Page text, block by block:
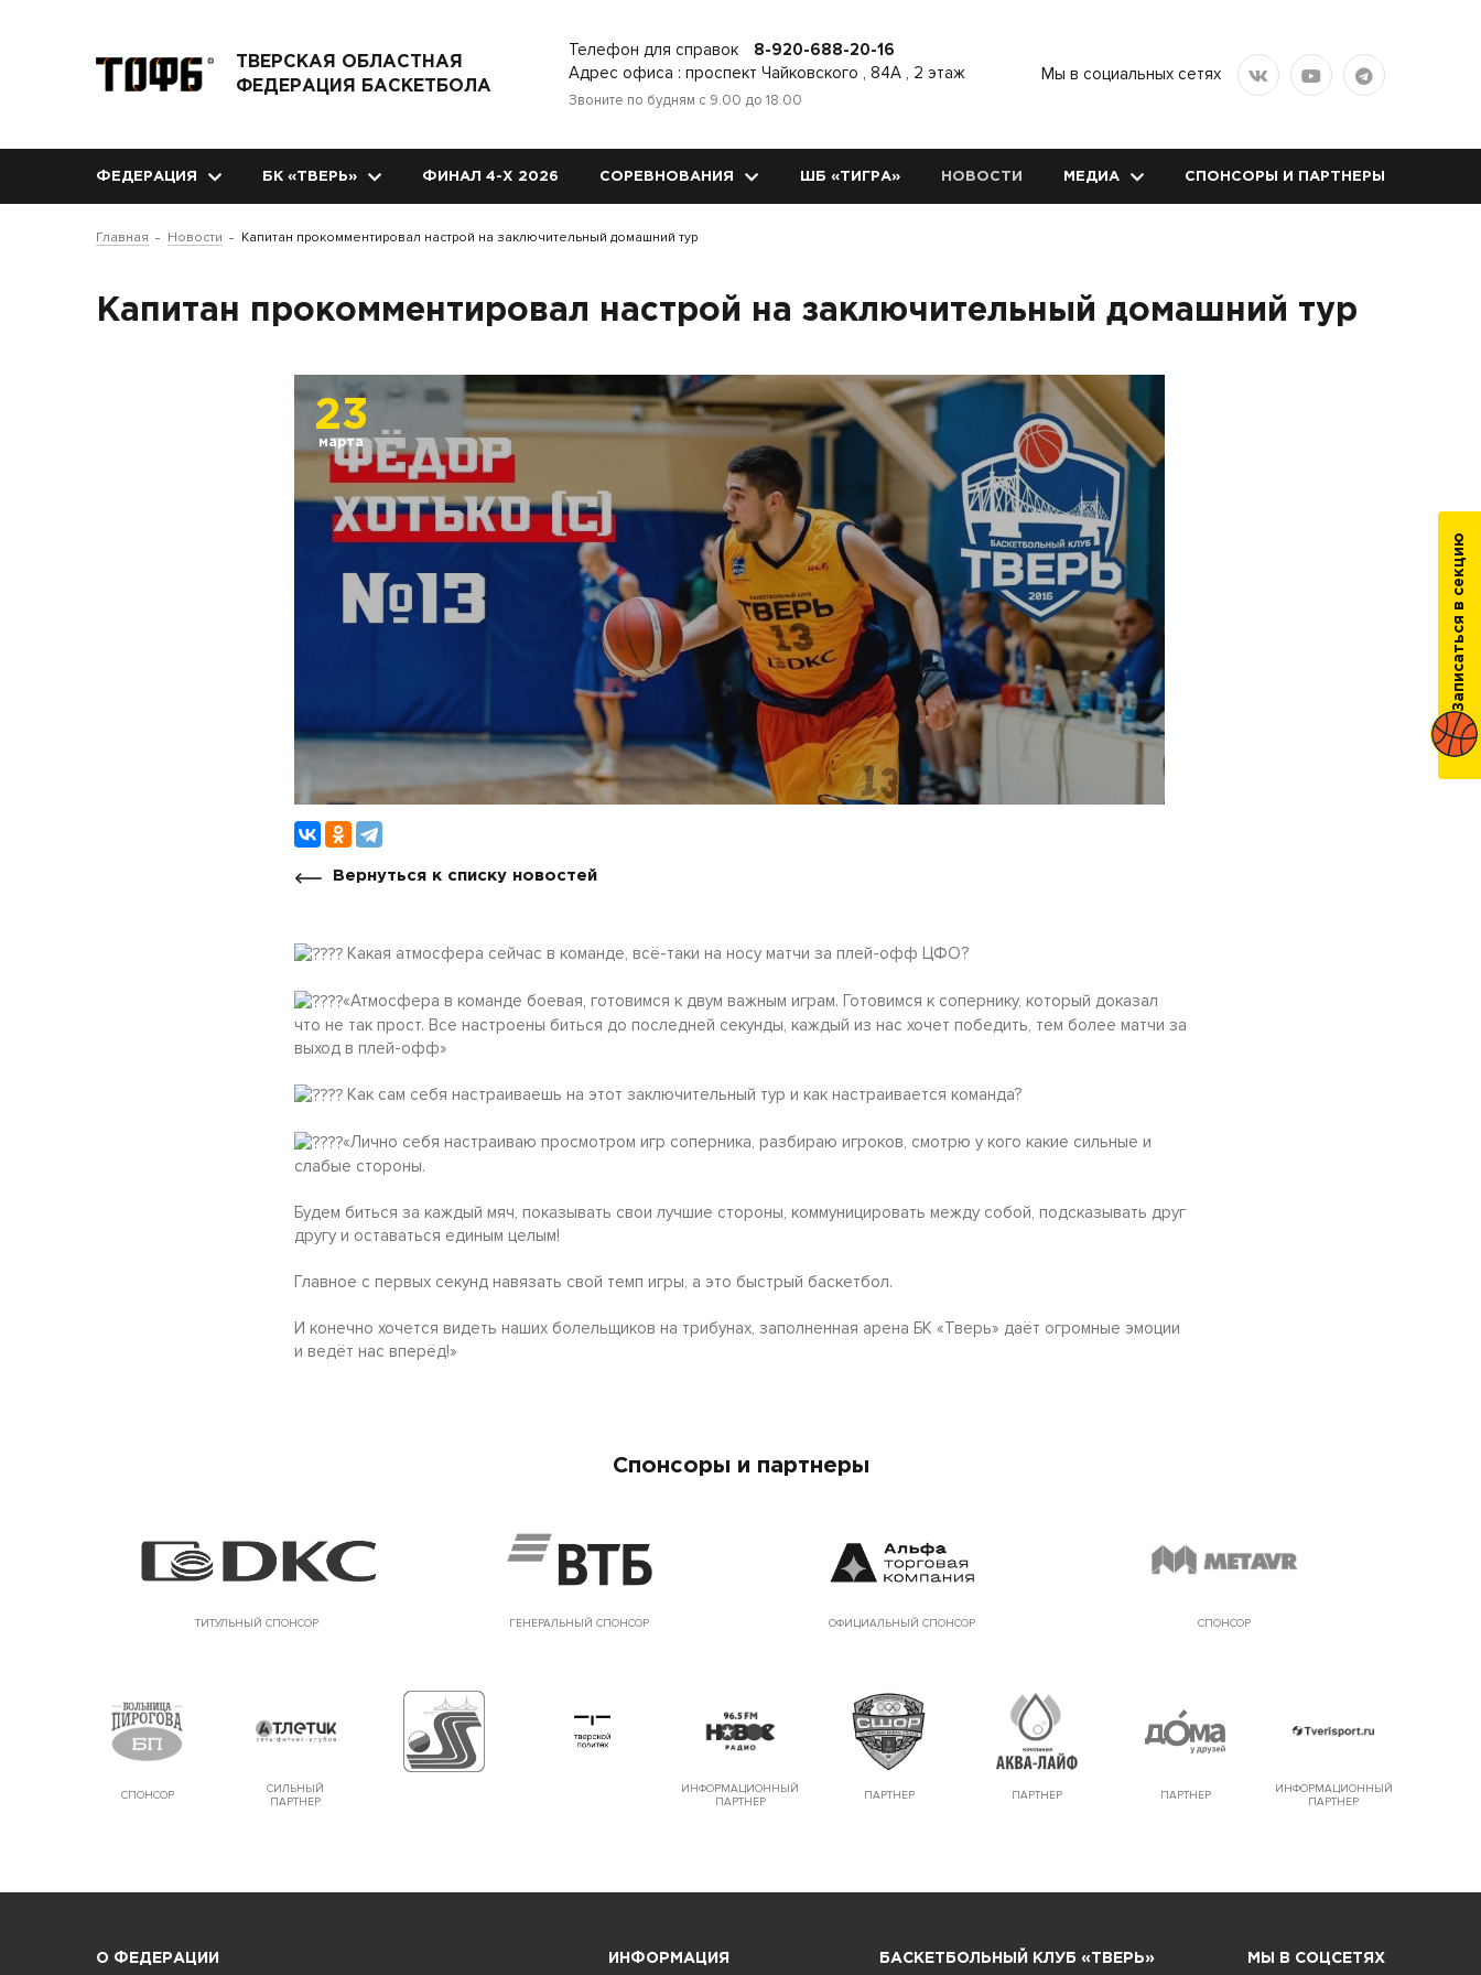
ТВЕРСКАЯ ОБЛАСТНАЯ
ФЕДЕРАЦИЯ БАСКЕТБОЛА
Телефон для справок
8-920-688-20-16
Адрес офиса : проспект Чайковского , 84А , 2 этаж
Звоните по будням с 9.00 до 18.00
Мы в социальных сетях
Записаться в секцию
ФЕДЕРАЦИЯ БК «ТВЕРЬ» ФИНАЛ 4-Х 2026 СОРЕВНОВАНИЯ ШБ «ТИГРА» НОВОСТИ МЕДИА СПОНСОРЫ И ПАРТНЕРЫ
Главная Новости Капитан прокомментировал настрой на заключительный домашний тур
Капитан прокомментировал настрой на заключительный домашний тур
23
марта
Вернуться к списку новостей
Какая атмосфера сейчас в команде, всё-таки на носу матчи за плей-офф ЦФО?
«Атмосфера в команде боевая, готовимся к двум важным играм. Готовимся к сопернику, который доказал
что не так прост. Все настроены биться до последней секунды, каждый из нас хочет победить, тем более матчи за
выход в плей-офф»
Как сам себя настраиваешь на этот заключительный тур и как настраивается команда?
«Лично себя настраиваю просмотром игр соперника, разбираю игроков, смотрю у кого какие сильные и
слабые стороны.
Будем биться за каждый мяч, показывать свои лучшие стороны, коммуницировать между собой, подсказывать друг
другу и оставаться единым целым!
Главное с первых секунд навязать свой темп игры, а это быстрый баскетбол.
И конечно хочется видеть наших болельщиков на трибунах, заполненная арена БК «Тверь» даёт огромные эмоции
и ведёт нас вперёд!»
Спонсоры и партнеры
ТИТУЛЬНЫЙ СПОНСОР ГЕНЕРАЛЬНЫЙ СПОНСОР ОФИЦИАЛЬНЫЙ СПОНСОР СПОНСОР
СПОНСОР
СИЛЬНЫЙ
ПАРТНЕР
ИНФОРМАЦИОННЫЙ
ПАРТНЕР
ПАРТНЕР ПАРТНЕР ПАРТНЕР
ИНФОРМАЦИОННЫЙ
ПАРТНЕР
О ФЕДЕРАЦИИ ИНФОРМАЦИЯ БАСКЕТБОЛЬНЫЙ КЛУБ «ТВЕРЬ» МЫ В СОЦСЕТЯХ